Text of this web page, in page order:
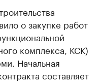
о закупке работ
комплекса, КСК)
Начальная
составляет